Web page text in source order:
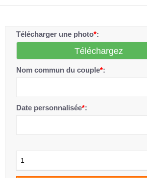
Télécharger une photo*:
Téléchargez
Nom commun du couple*:
Date personnalisée*:
1